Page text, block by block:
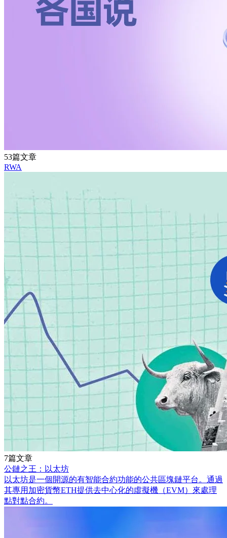
53篇文章
RWA
7篇文章
公鏈之王：以太坊
以太坊是一個開源的有智能合約功能的公共區塊鏈平台。通過
其專用加密貨幣ETH提供去中心化的虛擬機（EVM）來處理
點對點合約。